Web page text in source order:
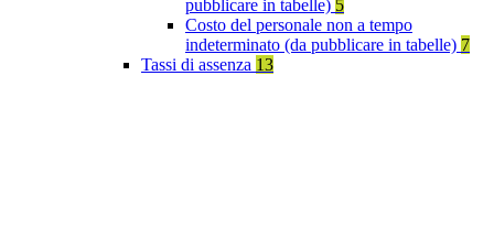
pubblicare in tabelle) 5
Costo del personale non a tempo
indeterminato (da pubblicare in tabelle) 7
Tassi di assenza 13